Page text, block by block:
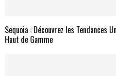
Sequoia : Découvrez les Tendances
Haut de Gamme